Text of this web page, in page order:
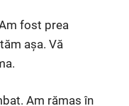
fost prea
așa. Vă
Am rămas în